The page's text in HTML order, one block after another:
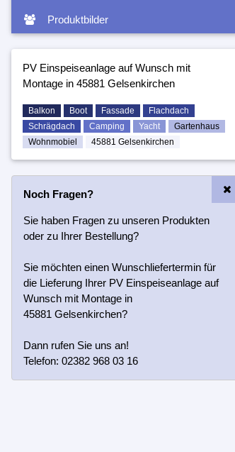
Produktbilder
PV Einspeiseanlage auf Wunsch mit
Montage in 45881 Gelsenkirchen
Balkon Boot Fassade
Flachdach
Schrägdach
Camping Yacht
Gartenhaus
Wohnmobiel
45881 Gelsenkirchen
Noch Fragen?
Sie haben Fragen zu unseren Produkten
oder zu Ihrer Bestellung?
Sie möchten einen Wunschliefertermin für
die Lieferung Ihrer PV Einspeiseanlage auf
Wunsch mit Montage in
45881 Gelsenkirchen?
Dann rufen Sie uns an!
Telefon: 02382 968 03 16